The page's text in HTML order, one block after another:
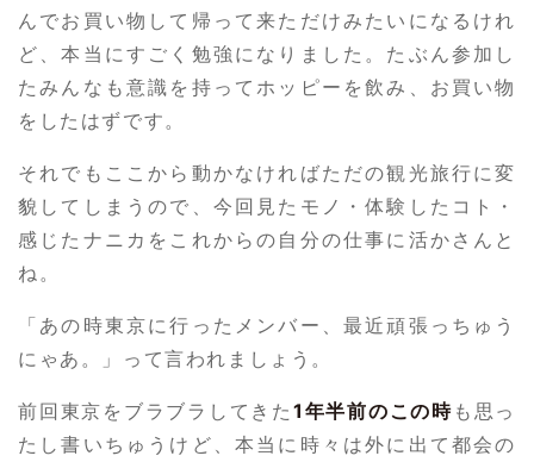
んでお買い物して帰って来ただけみたいになるけれ
ど、本当にすごく勉強になりました。たぶん参加し
たみんなも意識を持ってホッピーを飲み、お買い物
をしたはずです。
それでもここから動かなければただの観光旅行に変
貌してしまうので、今回見たモノ・体験したコト・
感じたナニカをこれからの自分の仕事に活かさんと
ね。
「あの時東京に行ったメンバー、最近頑張っちゅう
にゃあ。」って言われましょう。
前回東京をブラブラしてきた 1年半前のこの時 も思っ
たし書いちゅうけど、本当に時々は外に出て都会の